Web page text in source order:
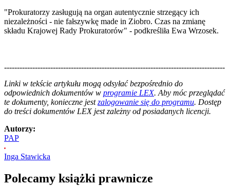
"Prokuratorzy zasługują na organ autentycznie strzegący ich
niezależności - nie fałszywkę made in Ziobro. Czas na zmianę
składu Krajowej Rady Prokuratorów" - podkreśliła Ewa Wrzosek.
--------------------------------------------------------------------------------------
Linki w tekście artykułu mogą odsyłać bezpośrednio do
odpowiednich dokumentów w programie LEX. Aby móc przeglądać
te dokumenty, konieczne jestzalogowanie się do programu. Dostęp
do treści dokumentów LEX jest zależny od posiadanych licencji.
Autorzy:
PAP
Inga Stawicka
Polecamy książki prawnicze